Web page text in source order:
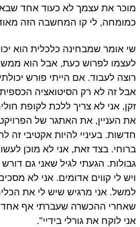
מוכר את עצמך לא כעוד אחד שבא
כמומחה, לי קו המחשבה הזה
שי אומר שמבחינה כלכלית הוא
לעצמו לפרוש כעת, אבל הוא
רוצה לעבוד. אם הייתי פורש
זקן, אני לא צריך ללכת לקופת
את העניין, את האתגר של
חדשות. בעיניי להיות אקטיבי זה
ברוחי. בצד זאת, אני לא מוכן
גבולות. הגעתי לגיל שאני גם דורש
ויש לי קווים אדומים. אני לא
למשל. אני מרגיש שיש לי את
שאחרי ההכשרה שעברתי אף אחד
אני לוקח את גורלי בידיי".